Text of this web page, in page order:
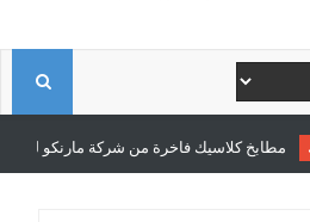
ا
كلاسيك فاخرة من شركة مارنكو للمطابخ